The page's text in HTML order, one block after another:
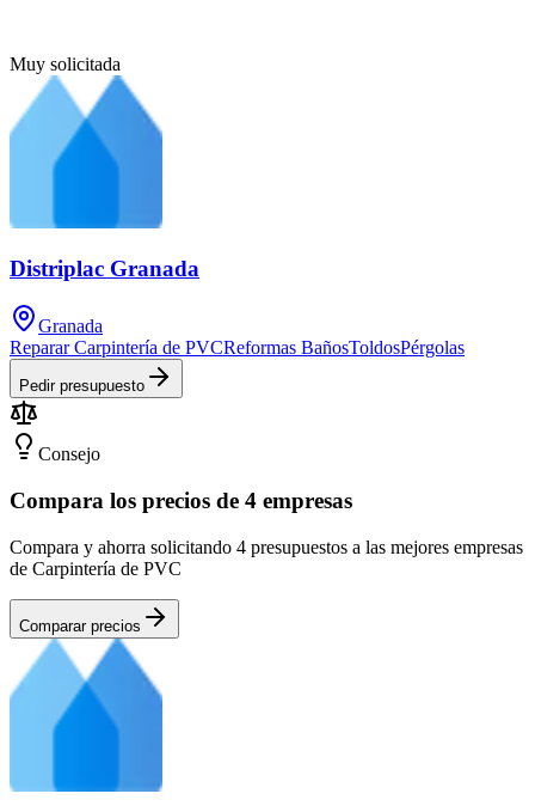
Muy solicitada
Distriplac Granada
Granada
Reparar Carpintería de PVCReformas BañosToldosPérgolas
Pedir presupuesto
Consejo
Compara los precios de 4 empresas
Compara y ahorra solicitando 4 presupuestos a las mejores empresas
de Carpintería de PVC
Comparar precios